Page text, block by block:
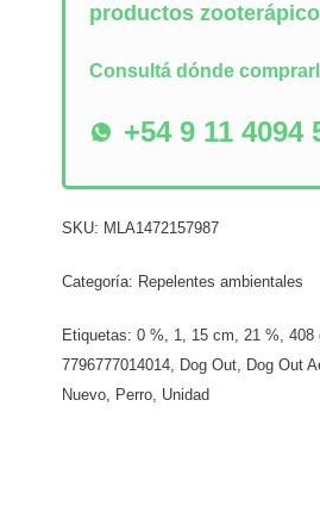
productos
Consultá dónde
+54 9 11 4094
SKU: MLA1472157987
Categoría: Repelentes ambientales
Etiquetas:0 %, 1, 15 cm,21 %,408
7796777014014, Dog Out, Dog Out
Nuevo, Perro, Unidad